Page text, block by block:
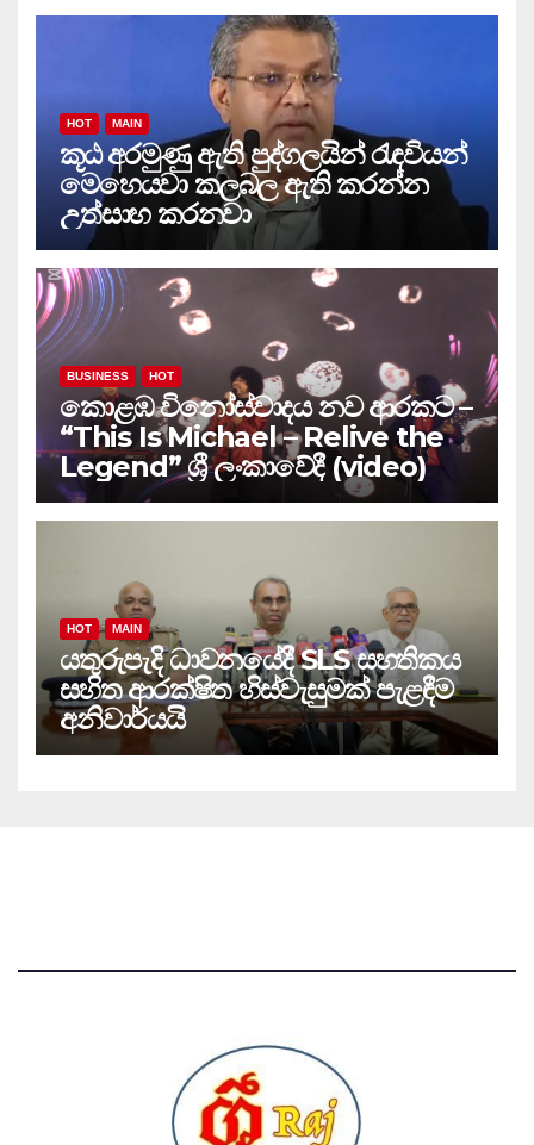
HOT MAIN
කූඨ අරමුණු ඇති පුද්ගලයින් රැඳවියන්
මෙහෙයවා කලබල ඇති කරන්න
උත්සාහ කරනවා
BUSINESS HOT
කොළඹ විනෝස්වාදය නව ආරකට –
“This Is Michael – Relive the
Legend” ශ්‍රී ලංකාවේදී (video)
HOT MAIN
යතුරුපැදි ධාවනයේදී SLS සහතිකය
සහිත ආරක්ෂිත හිස්වැසුමක් පැළඳීම
අනිවාර්යයි